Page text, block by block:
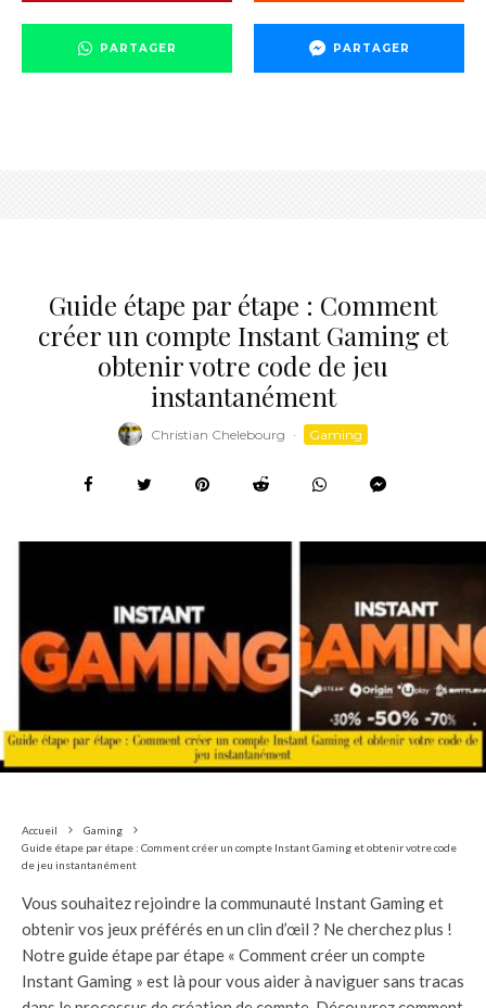
PARTAGER PARTAGER
Guide étape par étape : Comment
créer un compte Instant Gaming et
obtenir votre code de jeu
instantanément
Christian Chelebourg · Gaming
Accueil
Gaming
Guide étape par étape : Comment créer un compte Instant Gaming et obtenir votre code
de jeu instantanément
Vous souhaitez rejoindre la communauté Instant Gaming et
obtenir vos jeux préférés en un clin d’œil ? Ne cherchez plus !
Notre guide étape par étape « Comment créer un compte
Instant Gaming » est là pour vous aider à naviguer sans tracas